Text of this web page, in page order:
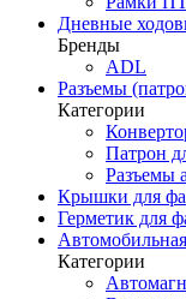
Дневные
Бренды
ADL
Разъемы
Категории
Патрон
Разъемы
Крышки для
Герметик для
Категории